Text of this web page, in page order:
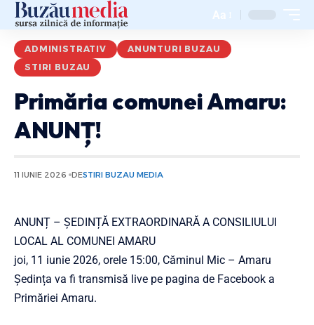
Aa
ADMINISTRATIV
ANUNTURI BUZAU
STIRI BUZAU
Primăria comunei Amaru:
ANUNȚ!
11 IUNIE 2026 DESTIRI BUZAU MEDIA
ANUNȚ – ȘEDINȚĂ EXTRAORDINARĂ A CONSILIULUI
LOCAL AL COMUNEI AMARU
joi, 11 iunie 2026, orele 15:00, Căminul Mic – Amaru
Ședința va fi transmisă live pe pagina de Facebook a
Primăriei Amaru.